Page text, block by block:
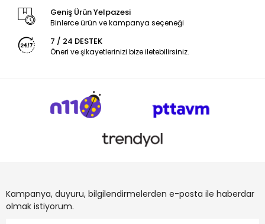
Geniş Ürün Yelpazesi
Binlerce ürün ve kampanya seçeneği
7 / 24 DESTEK
Öneri ve şikayetlerinizi bize iletebilirsiniz.
Kampanya, duyuru, bilgilendirmelerden e-posta ile haberdar
olmak istiyorum.